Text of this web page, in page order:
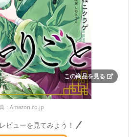
この商品を見る
： Amazon.co.jp
ビューを見てみよう！